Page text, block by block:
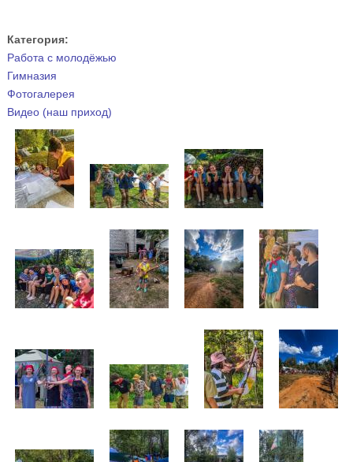
Категория:
Работа с молодёжью
Гимназия
Фотогалерея
Видео (наш приход)